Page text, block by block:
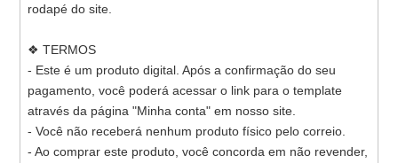
rodapé do site.
❖ TERMOS
- Este é um produto digital. Após a confirmação do seu
pagamento, você poderá acessar o link para o template
através da página "Minha conta" em nosso site.
- Você não receberá nenhum produto físico pelo correio.
- Ao comprar este produto, você concorda em não revender,